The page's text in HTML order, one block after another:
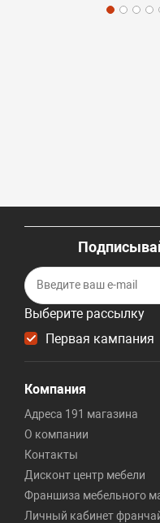
Выберите рассылку
Первая кампания
Компания
Адреса 191 магазина
О компании
Контакты
Дисконт центр мебели
Франшиза мебельного
Личный кабинет